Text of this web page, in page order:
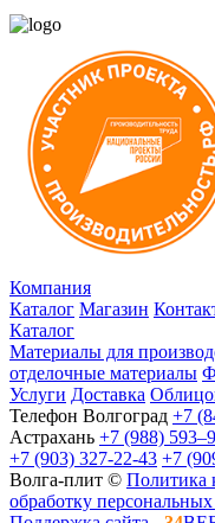
Компания
Каталог Магазин
Каталог
Материалы для
отделочные материалы
Услуги Доставка
Телефон Волгоград +7
Астрахань +7 (988)
+7 (903) 327-22-43 +7
Волга-плит © Политика
обработку